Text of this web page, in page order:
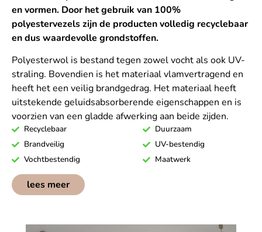
en vormen. Door het gebruik van 100%
polyestervezels zijn de producten volledig recyclebaar
en dus waardevolle grondstoffen.
Polyesterwol is bestand tegen zowel vocht als ook UV-
straling. Bovendien is het materiaal vlamvertragend en
heeft het een veilig brandgedrag. Het materiaal heeft
uitstekende geluidsabsorberende eigenschappen en is
voorzien van een gladde afwerking aan beide zijden.
Recyclebaar
Duurzaam
Brandveilig
UV-bestendig
Vochtbestendig
Maatwerk
lees meer